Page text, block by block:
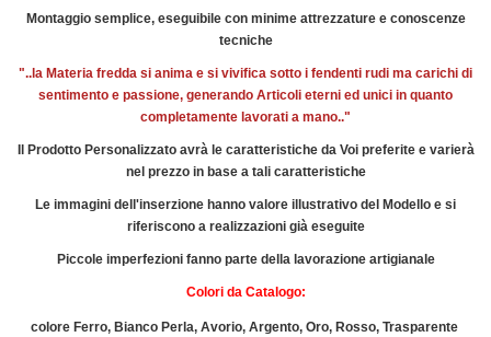
Montaggio semplice, eseguibile con minime attrezzature e conoscenze
tecniche
"..la Materia fredda si anima e si vivifica sotto i fendenti rudi ma carichi di
sentimento e passione, generando Articoli eterni ed unici in quanto
completamente lavorati a mano.."
Il Prodotto Personalizzato avrà le caratteristiche da Voi preferite e varierà
nel prezzo in base a tali caratteristiche
Le immagini dell'inserzione hanno valore illustrativo del Modello e si
riferiscono a realizzazioni già eseguite
Piccole imperfezioni fanno parte della lavorazione artigianale
Colori da Catalogo:
colore Ferro, Bianco Perla, Avorio, Argento, Oro, Rosso, Trasparente